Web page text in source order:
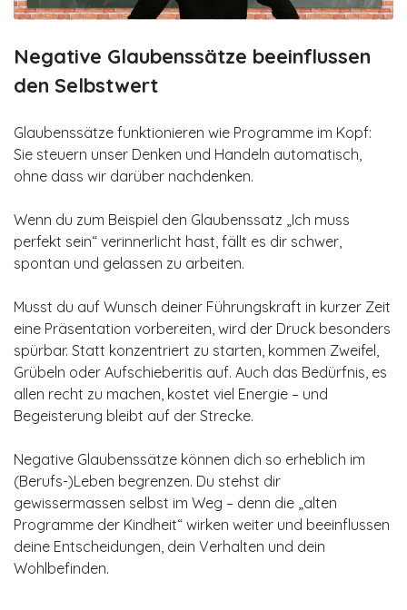
Negative Glaubenssätze beeinflussen
den Selbstwert
Glaubenssätze funktionieren wie Programme im Kopf:
Sie steuern unser Denken und Handeln automatisch,
ohne dass wir darüber nachdenken.
Wenn du zum Beispiel den Glaubenssatz „Ich muss
perfekt sein“ verinnerlicht hast, fällt es dir schwer,
spontan und gelassen zu arbeiten.
Musst du auf Wunsch deiner Führungskraft in kurzer Zeit
eine Präsentation vorbereiten, wird der Druck besonders
spürbar. Statt konzentriert zu starten, kommen Zweifel,
Grübeln oder Aufschieberitis auf. Auch das Bedürfnis, es
allen recht zu machen, kostet viel Energie – und
Begeisterung bleibt auf der Strecke.
Negative Glaubenssätze können dich so erheblich im
(Berufs-)Leben begrenzen. Du stehst dir
gewissermassen selbst im Weg – denn die „alten
Programme der Kindheit“ wirken weiter und beeinflussen
deine Entscheidungen, dein Verhalten und dein
Wohlbefinden.